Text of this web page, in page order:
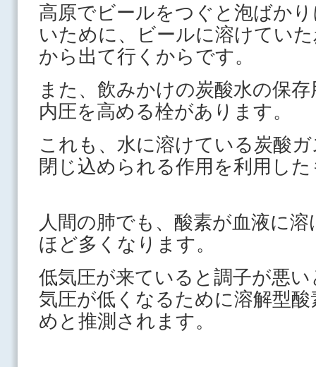
高原でビールをつぐと泡ばか
いために、ビールに溶けてい
から出て行くからです。
また、飲みかけの炭酸水の保
内圧を高める栓があります。
これも、水に溶けている炭酸
閉じ込められる作用を利用し
人間の肺でも、酸素が血液に
ほど多くなります。
低気圧が来ていると調子が悪
気圧が低くなるために溶解型
めと推測されます。